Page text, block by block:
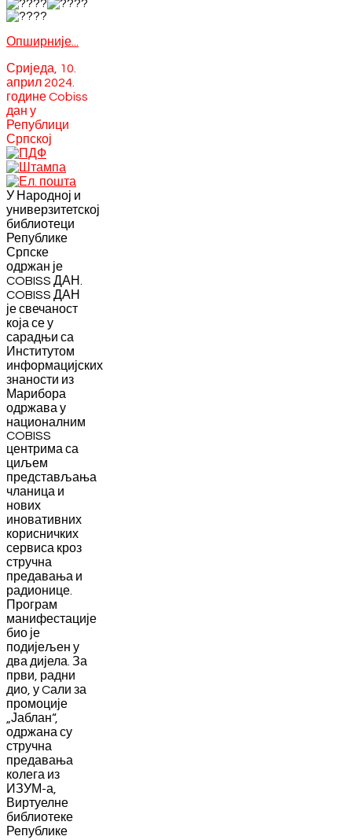
Опширније...
Сриједа, 10.
април 2024.
године Cobiss
дан у
Републици
Српској
У Народној и
универзитетској
библиотеци
Републике
Српске
одржан је
COBISS ДАН.
COBISS ДАН
је свечаност
која се у
сарадњи са
Институтом
информацијских
знаности из
Марибора
одржава у
националним
COBISS
центрима са
циљем
представљања
чланица и
нових
иновативних
корисничких
сервиса кроз
стручна
предавања и
радионице.
Програм
манифестације
био је
подијељен у
два дијела. За
први, радни
дио, у Cали за
промоције
„Јаблан“,
одржана су
стручна
предавања
колега из
ИЗУМ-а,
Виртуелне
библиотеке
Републике